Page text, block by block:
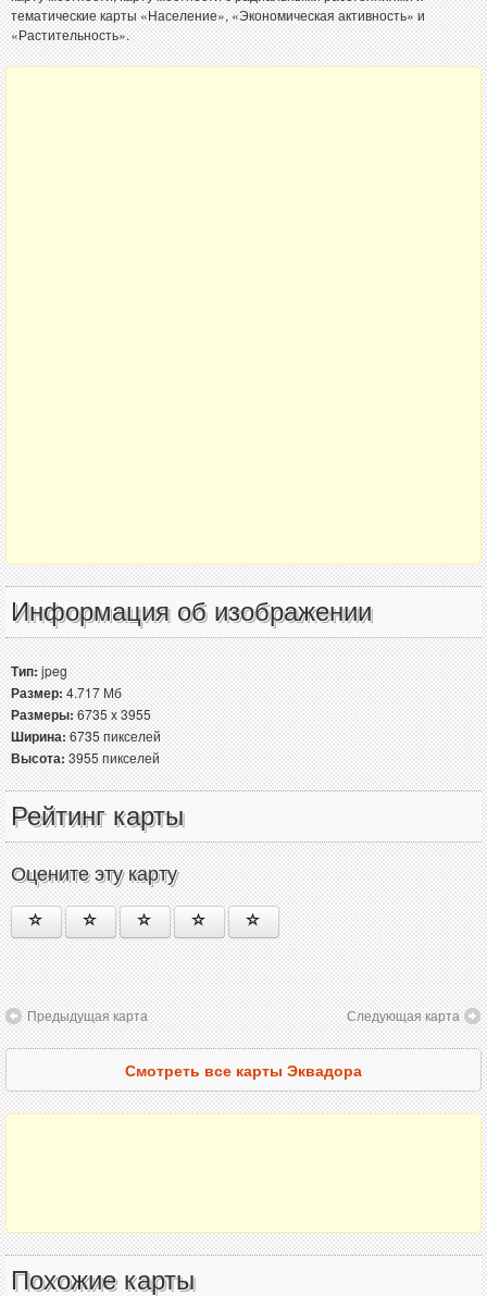
тематические карты «Население», «Экономическая активность» и
«Растительность».
Информация об изображении
Тип:jpeg
Размер:4.717 Мб
Размеры:6735 x 3955
Ширина:6735 пикселей
Высота:3955 пикселей
Рейтинг карты
Оцените эту карту
Предыдущая карта Следующая карта
Смотреть все карты Эквадора
Похожие карты